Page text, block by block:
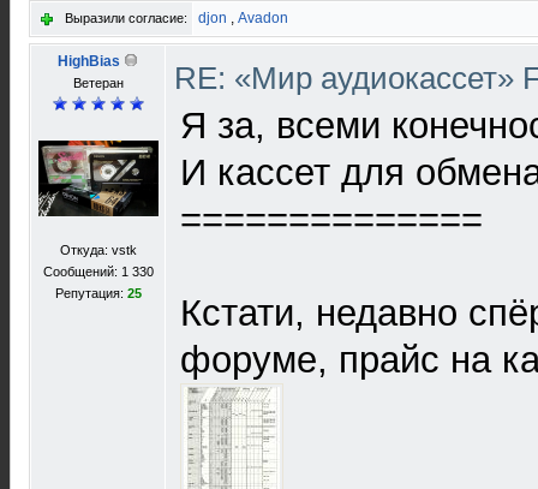
Выразили согласие: djon , Avadon
HighBias
Ветеран
Откуда: vstk
Сообщений: 1 330
Репутация: 25
RE: «Мир аудиокассет»
Я за, всеми
И кассет для
==============
Кстати, недавно
форуме, прайс на